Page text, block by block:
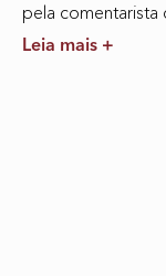
pela comentarista
Leia mais +